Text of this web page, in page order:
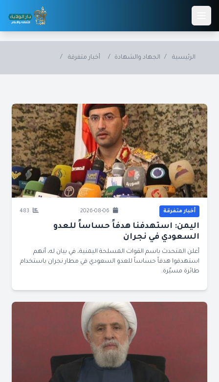
Skip to main content
الرئيسية / الجهاد والشهادة / أخبار متفرقة /
أخبار متفرقة
اليمن: استهدفنا هدفاً حساساً للعدو
السعودي في نجران
أعلن المتحدث باسم القوات المسلحة اليمنية، في بيان له، أنهم
استهدفوا هدفاً حساساً للعدو السعودي في مطار نجران باستخدام
طائرة مسيّرة.